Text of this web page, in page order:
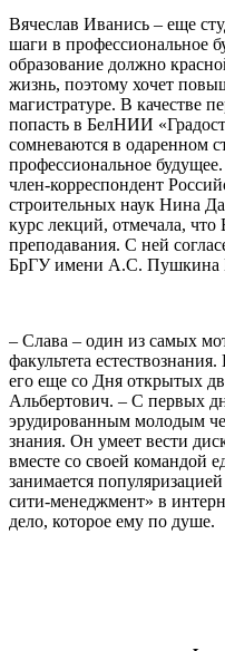
Вячеслав Иванись – еще
шаги в профессиональное
образование должно
жизнь, поэтому хочет
магистратуре. В качестве
попасть в БелНИИ
сомневаются в одаренном
профессиональное
член-корреспондент
строительных наук Нина
курс лекций, отмечала, что
преподавания. С ней
БрГУ имени А.С. Пушкина
– Слава – один из самых
факультета
его еще со Дня открытых
Альбертович. – С первых
эрудированным молодым
знания. Он умеет вести
вместе со своей командой
занимается
сити-менеджмент» в
дело, которое ему по душе.